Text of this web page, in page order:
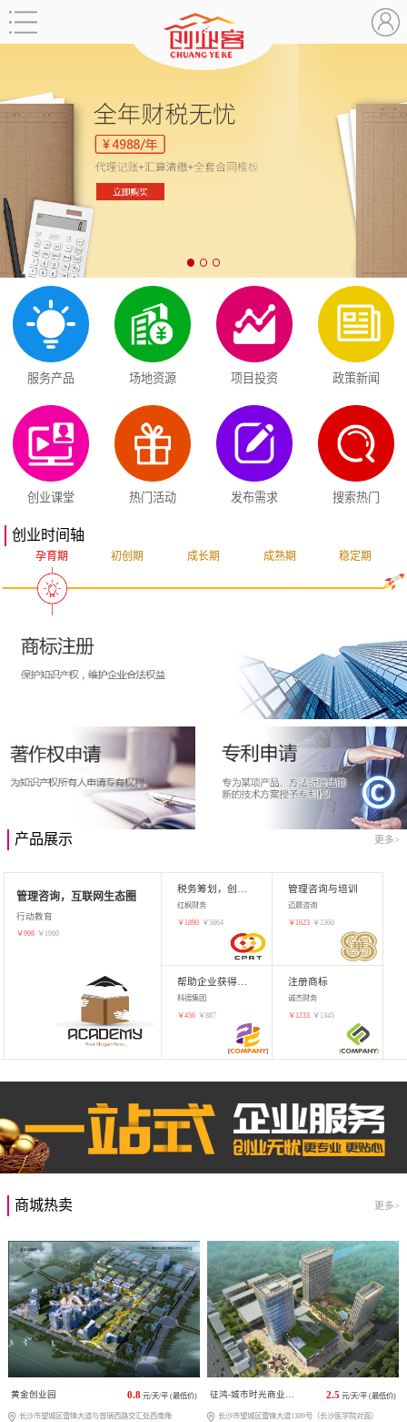
服务产品 场地资源 项目投资 政策新闻
创业课堂 热门活动 发布需求 搜索热门
创业时间轴
孕育期 初创期 成长期 成熟期 稳定期
产品展示 更多>
管理咨询，互联网生态圈
行动教育
￥998 ￥ 1980
红枫财务
￥ 1890 ￥5864
管理咨询与培训
迈晨咨询
￥ 1623 ￥2360
科德集团
￥456 ￥887
注册商标
诚杰财务
￥ 1233 ￥ 1345
商城热卖 更多>
黄金创业园 0.8 元/天/平 (最低价)
长沙市望城区雷锋大道与普瑞西路交汇处西南角
征鸿-城市时光商业广场 2.5 元/天/平 (最低价)
长沙市望城区雷锋大道1389号（长沙医学院对面）